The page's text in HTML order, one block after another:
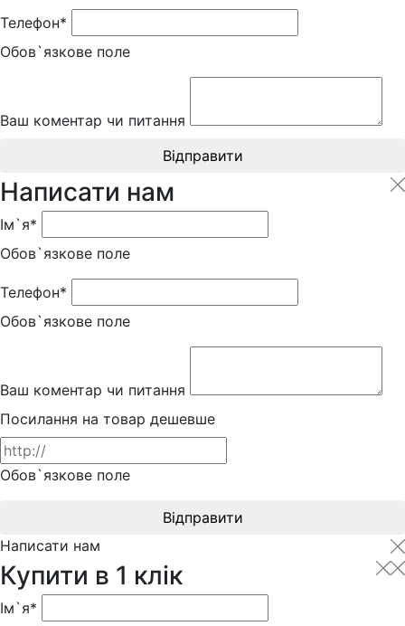
Телефон*
Обов`язкове поле
Ваш коментар чи питання
Відправити
Написати нам
Ім`я*
Обов`язкове поле
Телефон*
Обов`язкове поле
Ваш коментар чи питання
Посилання на товар дешевше
Обов`язкове поле
Відправити
Написати нам
Купити в 1 клік
Ім`я*